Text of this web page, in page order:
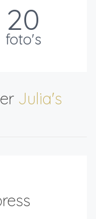
20
foto's
Julia's